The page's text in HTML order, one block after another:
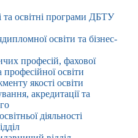
та освітні програми ДБТУ
освіти та бізнес-
професій, фахової
освіти
якості освіти
акредитації та
діяльності